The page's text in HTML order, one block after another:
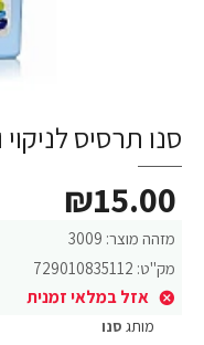
סנו תרסיס לניקוי
מזהה מוצר: 3009
מק"ט: 729010835112
אזל במלאי זמנית
₪15.00
מותג סנו